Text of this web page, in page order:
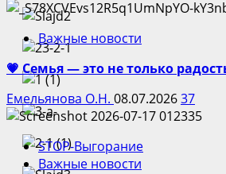
Важные новости
💗 Семья — это не только
Емельянова О.Н. 08.07.202637
STOP-Выгорание
Важные новости